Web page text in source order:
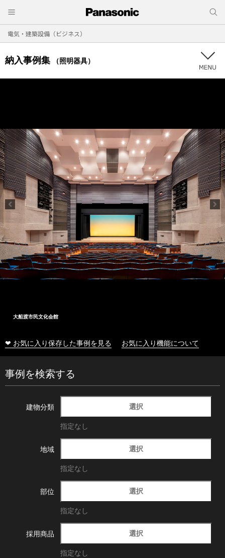
電気・建築設備（ビジネス）
納入事例集 （照明器具）
大船渡市民文化会館
❤ お気に入り保存した事例を見る お気に入り機能について
事例を検索する
建物分類 選択
指定なし
地域 選択
指定なし
部位 選択
指定なし
採用商品 選択
指定なし